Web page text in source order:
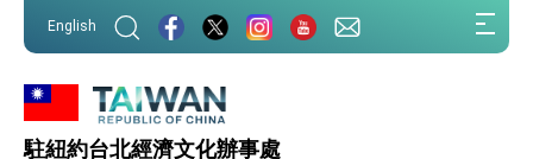
English
駐紐約台北經濟文化辦事處